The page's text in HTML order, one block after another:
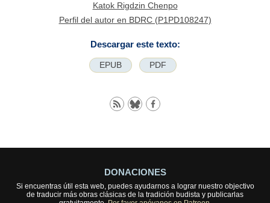
Katok Rigdzin Chenpo
Perfil del autor en BDRC (P1PD108247)
Descargar este texto:
EPUB PDF
DONACIONES
Si encuentras útil esta web, puedes ayudarnos a lograr nuestro objectivo
de traducir más obras clásicas de la tradición budista y publicarlas